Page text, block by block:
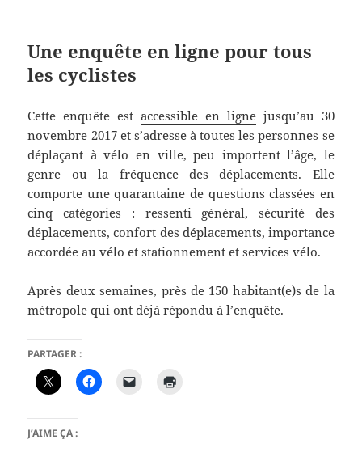
Une enquête en ligne pour tous
les cyclistes
Cette enquête estaccessible en lignejusqu’au 30
novembre 2017 et s’adresse à toutes les personnes se
déplaçant à vélo en ville, peu importent l’âge, le
genre ou la fréquence des déplacements. Elle
comporte une quarantaine de questions classées en
cinq catégories : ressenti général, sécurité des
déplacements, confort des déplacements, importance
accordée au vélo et stationnement et services vélo.
Après deux semaines, près de 150 habitant(e)s de la
métropole qui ont déjà répondu à l’enquête.
PARTAGER :
J’AIME ÇA :